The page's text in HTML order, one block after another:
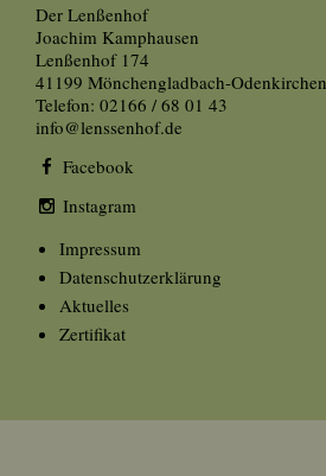
Der Lenßenhof
Joachim Kamphausen
Lenßenhof 174
41199 Mönchengladbach-Odenkirchen
Telefon: 02166 / 68 01 43
info@lenssenhof.de
Facebook
Instagram
Impressum
Datenschutzerklärung
Aktuelles
Zertifikat